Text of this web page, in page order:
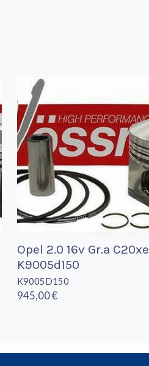
Opel 2.0 16v Gr.a C20xe
K9005d150
K9005D150
945,00 €